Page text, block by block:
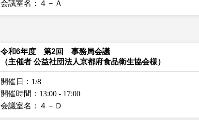
会議室名：４－Ａ
令和6年度 第2回 事務局会議
（主催者 公益社団法人京都府食品衛生協会様）
開催日：1/8
開催時間：13:00 - 17:00
会議室名：４－Ｄ